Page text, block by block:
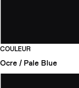
COULEUR
Ocre / Pale Blue